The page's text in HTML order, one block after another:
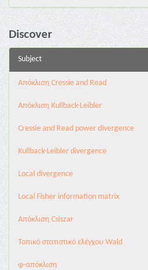
Discover
Subject
Aπόκλιση Cressie and Read
Aπόκλιση Kullback-Leibler
Cressie and Read power divergence
Kullback-Leibler divergence
Local divergence
Local Fisher information matrix
Απόκλιση Csiszar
Τοπικό στατιστικό ελέγχου Wald
φ-απόκλιση